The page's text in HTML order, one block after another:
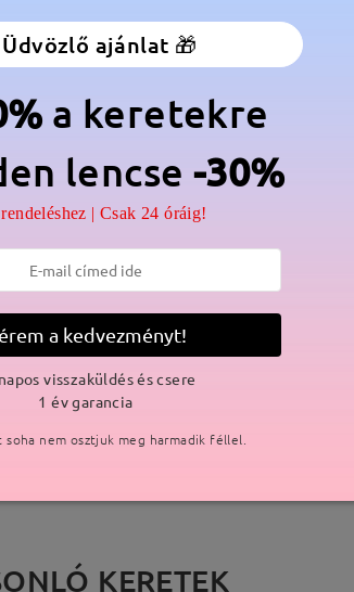
) Lencse átlós méret: 56 mm
miatt. Nikkelallergiás vásárlók legyenek
SZÁLLÍTÁS
Elküldve
KERETEK
Üdvözlő ajánlat 🎁
a keretekre
lencse -30%
| Csak 24 óráig!
a kedvezményt!
visszaküldés és csere
1 év garancia
soha nem osztjuk meg harmadik féllel.